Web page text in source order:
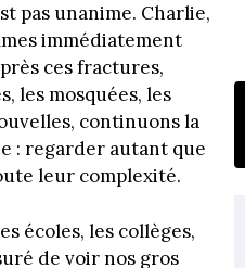
pas unanime. Charlie,
immédiatement
ces fractures,
les mosquées, les
continuons la
: regarder autant que
leur complexité.
écoles, les collèges,
de voir nos gros